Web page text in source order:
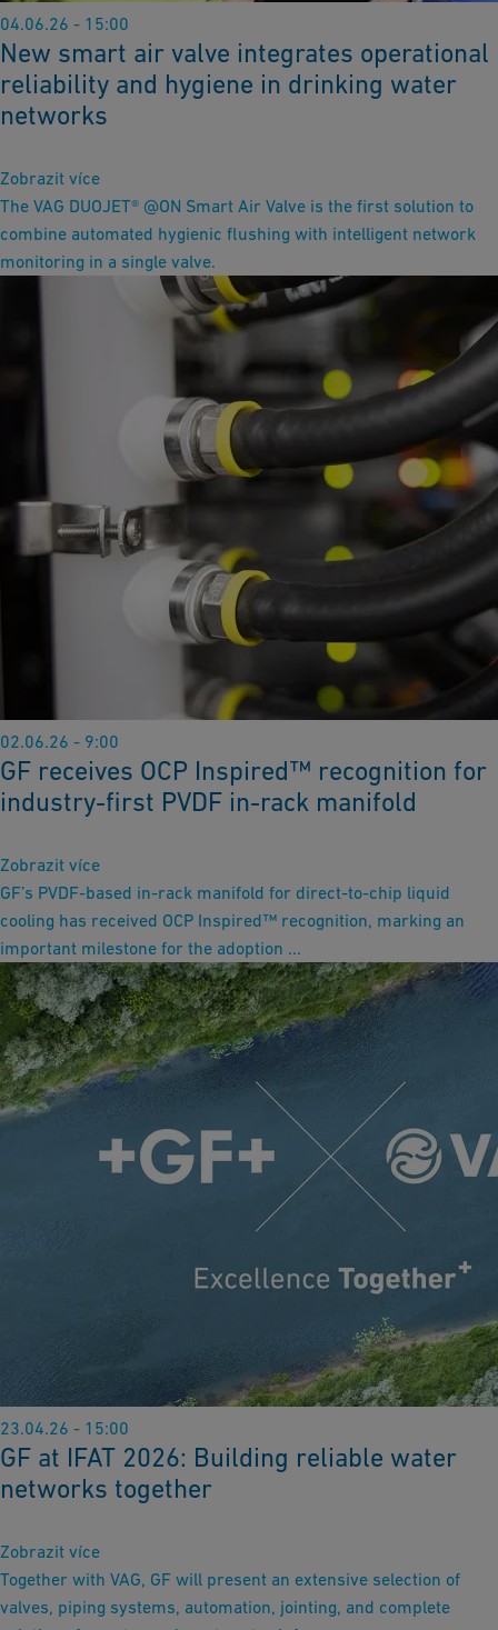
04.06.26 - 15:00
New smart air valve integrates operational
reliability and hygiene in drinking water
networks
Zobrazit více
The VAG DUOJET® @ON Smart Air Valve is the first solution to
combine automated hygienic flushing with intelligent network
monitoring in a single valve.
02.06.26 - 9:00
GF receives OCP Inspired™ recognition for
industry-first PVDF in-rack manifold
Zobrazit více
GF’s PVDF-based in-rack manifold for direct-to-chip liquid
cooling has received OCP Inspired™ recognition, marking an
important milestone for the adoption ...
23.04.26 - 15:00
GF at IFAT 2026: Building reliable water
networks together
Zobrazit více
Together with VAG, GF will present an extensive selection of
valves, piping systems, automation, jointing, and complete